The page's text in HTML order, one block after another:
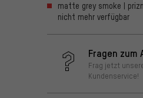
matte grey smoke |
nicht mehr verfügbar
Fragen zum
Frag jetzt
Kundenservice!